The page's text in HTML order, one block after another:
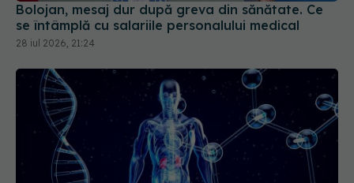
Bolojan, mesaj dur după greva din sănătate. Ce
se întâmplă cu salariile personalului medical
28 iul 2026, 21:24